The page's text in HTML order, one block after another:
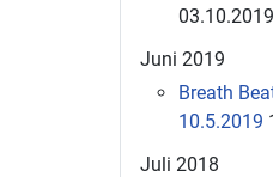
Juni 2019
Breath
10.5.2019
Juli 2018